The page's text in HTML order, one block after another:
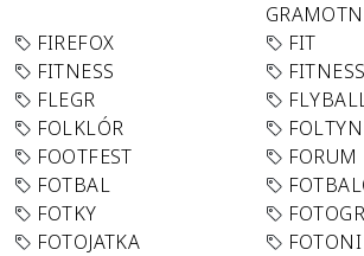
FIREFOX
FIT
FITNESS
FLEGR
FOLKLÓR
FOLTYN
FOOTFEST
FORUM
FOTBAL
FOTKY
FOTOJATKA
FOTONI